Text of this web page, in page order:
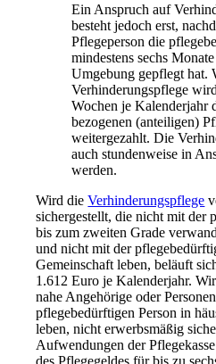
Ein Anspruch auf
besteht jedoch erst,
Pflegeperson die
mindestens sechs
Umgebung gepflegt hat.
Verhinderungspflege
Wochen je Kalenderjahr
bezogenen (anteiligen)
weitergezahlt. Die
auch stundenweise in
werden.
Wird dieVerhinderungspflege
sichergestellt, die nicht mit der
bis zum zweiten Grade
und nicht mit der
Gemeinschaft leben, beläuft
1.612 Euro je Kalenderjahr.
nahe Angehörige oder
pflegebedürftigen Person in
leben, nicht erwerbsmäßig
Aufwendungen der
des Pflegegeldes für bis zu